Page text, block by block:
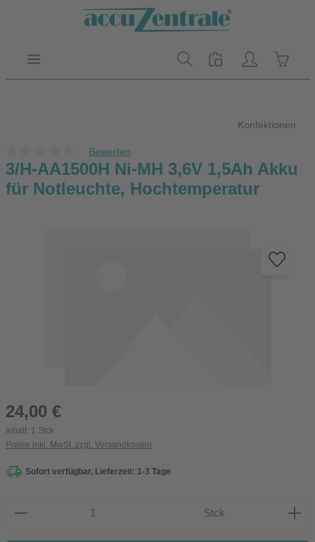
Zum Hauptinhalt springen
Konfektionen
Durchschnittliche Bewertung von 0 von 5 Sternen
Bewerten
3/H-AA1500H Ni-MH 3,6V 1,5Ah Akku
für Notleuchte, Hochtemperatur
Regulärer Preis:
24,00 €
Inhalt: 1 Stck
Preise inkl. MwSt. zzgl. Versandkosten
Sofort verfügbar, Lieferzeit: 1-3 Tage
Produkt Anzahl: Gib den gewünschten Wert ein oder
Stck